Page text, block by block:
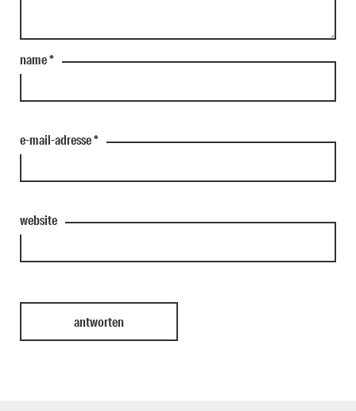
name*
e-mail-adresse*
website